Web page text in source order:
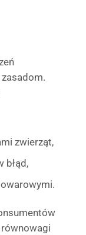
zwierząt,
błąd,